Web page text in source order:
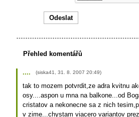
Přehled komentářů
.... (siska41 31. 8. 2007 20:49)
tak to mozem potvrdit,ze adra kvitnu
osy....aspon u mna na balkone...od
cristatov a nekonecne sa z nich
v zime...chystam viacero variantov